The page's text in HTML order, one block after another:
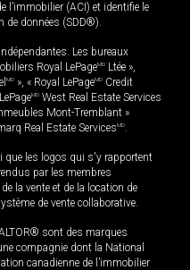
l’immobilier (ACI) et identifie le
de données (SDD®).
Les bureaux
Royal LePageMD Ltée »,
MD », « Royal LePageMD Credit
MD West Real Estate Services
Mont-Tremblant »
Real Estate ServicesMD
que les logos qui s'y rapportent
par les membres
la vente et de la location de
de vente collaborative.
sont des marques
compagnie dont la National
canadienne de l’immobilier